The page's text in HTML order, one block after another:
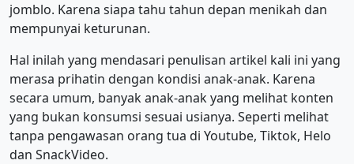
jomblo. Karena siapa tahu tahun depan menikah dan
mempunyai keturunan.
Hal inilah yang mendasari penulisan artikel kali ini yang
merasa prihatin dengan kondisi anak-anak. Karena
secara umum, banyak anak-anak yang melihat konten
yang bukan konsumsi sesuai usianya. Seperti melihat
tanpa pengawasan orang tua di Youtube, Tiktok, Helo
dan SnackVideo.